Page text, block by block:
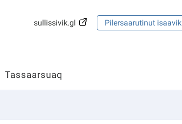
sullissivik.gl Pilersaarutinut isaavik
Tassaarsuaq